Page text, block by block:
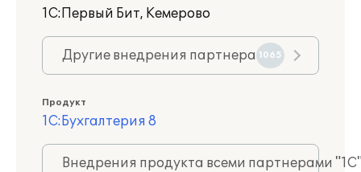
1С:Первый Бит, Кемерово
Другие внедрения партнера 1065
Продукт
1С:Бухгалтерия 8
Внедрения продукта всеми партнерами